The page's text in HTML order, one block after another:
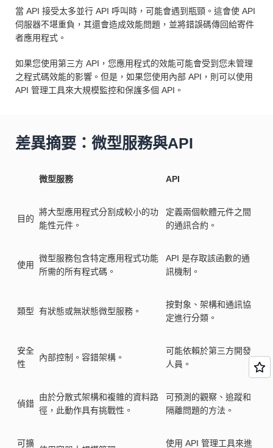
當 API 接受太多並行 API 呼叫時，可能會遇到瓶頸。這會使 API
伺服器不堪重負，其還會造成效能問題，並將錯誤碼傳回給寄件
者應用程式。
如果您使用第三方 API，您應用程式的效能可能會受到您未管理
之程式碼效能的影響。但是，如果您使用內部 API，則可以使用
API 管理工具來大規模監控和保護多個 API。
差異摘要：微型服務與API
微型服務 API
目的
將大型應用程式分割成較小的功
能性元件。
定義兩個軟體元件之間
的通訊合約。
使用
微型服務包含特定應用程式功能
所需的所有程式碼。
API 是存取該函數的通
訊機制。
類型 有狀態或無狀態微型服務。
按對象、架構和通訊協
定進行分類。
安全
性
內部控制。容錯架構。
可能依賴於第三方開發
人員。
偵錯
由於分散式架構和複雜的資料路
徑，此動作具有挑戰性。
可預測的觀察、追蹤和
隔離問題的方法。
可擴
使用 API 管理工具來進